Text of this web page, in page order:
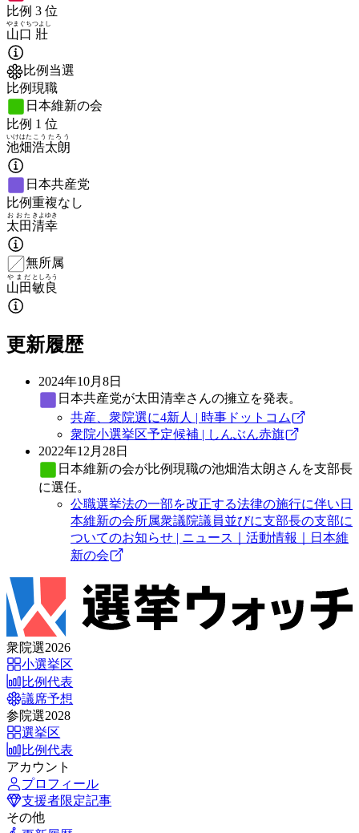
比例 3 位
山口
やまぐち
壯
つよし
比例当選
比例現職
日本維新の会
比例 1 位
池畑
いけはた
浩太朗
こうたろう
日本共産党
比例重複なし
太田
おおた
清幸
きよゆき
無所属
山田
やまだ
敏良
としろう
更新履歴
2024年10月8日
日本共産党が太田清幸さんの擁立を発表。
共産、衆院選に4新人 | 時事ドットコム
衆院小選挙区予定候補 | しんぶん赤旗
2022年12月28日
日本維新の会が比例現職の池畑浩太朗さんを支部長
に選任。
公職選挙法の一部を改正する法律の施行に伴い日
本維新の会所属衆議院議員並びに支部長の支部に
ついてのお知らせ | ニュース｜活動情報｜日本維
新の会
衆院選2026
小選挙区
比例代表
議席予想
参院選2028
選挙区
比例代表
アカウント
プロフィール
支援者限定記事
その他